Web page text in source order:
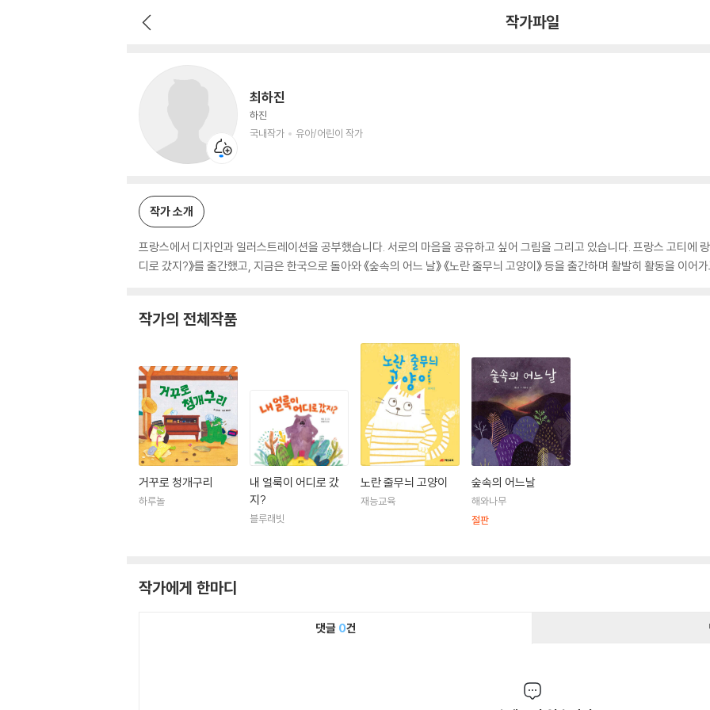
작가파일
최하진
하진
국내작가
유아/어린이 작가
작가 소개
프랑스에서 디자인과 일러스트레이션을 공부했습니다. 서로의 마음을 공유하고 싶어 그림을 그리고 있습니다. 프랑스 고티에
디로 갔지?》를 출간했고, 지금은 한국으로 돌아와 《숲속의 어느 날》 《노란 줄무늬 고양이》 등을 출간하며 활발히 활동을 이어
작가의 전체작품
거꾸로 청개구리
하루놀
내 얼룩이 어디로 갔
지?
블루래빗
노란 줄무늬 고양이
재능교육
숲속의 어느날
해와나무
절판
작가에게 한마디
댓글 0건